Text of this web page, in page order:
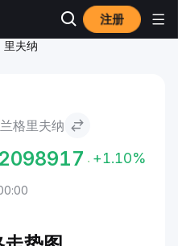
注册
Heroes of Mavia to 乌克兰格
里夫纳
格里夫纳
+1.10%